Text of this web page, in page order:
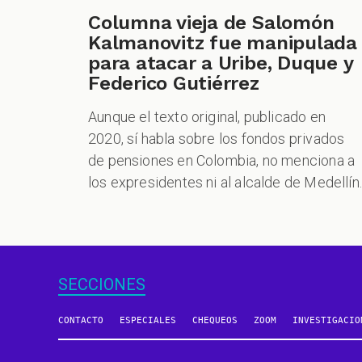
Columna vieja de Salomón
Kalmanovitz fue manipulada
para atacar a Uribe, Duque y
Federico Gutiérrez
Aunque el texto original, publicado en
2020, sí habla sobre los fondos privados
de pensiones en Colombia, no menciona a
los expresidentes ni al alcalde de Medellín.
SECCIONES
CONTACTO ESPECIALES CHEQUEOS ZOOM